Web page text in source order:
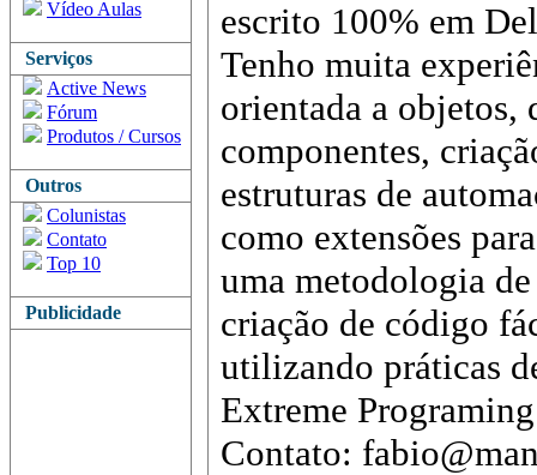
Vídeo Aulas
Serviços
Active News
Fórum
Produtos / Cursos
Outros
Colunistas
Contato
Top 10
Publicidade
escrito 100% em
Tenho muita
orientada a objetos,
componentes,
estruturas de
como extensões
uma metodologia
criação de código
utilizando práticas
Extreme
Contato: